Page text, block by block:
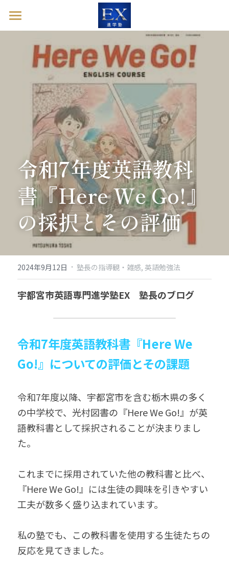
ホーム
英語診断ドック
進学塾EXとは
塾長ブログ
お問い合わせ
英語診断ドックを予約する
令和7年度英語教科
書『Here We Go!』
の採択とその評価
2024年9月12日 · 塾長の指導観・雑感, 英語勉強法
宇都宮市英語専門進学塾EX　塾長のブログ
令和7年度英語教科書『Here We
Go!』についての評価とその課題
令和7年度以降、宇都宮市を含む栃木県の多く
の中学校で、光村図書の『Here We Go!』が英
語教科書として採択されることが決まりまし
た。
これまでに採用されていた他の教科書と比べ、
『Here We Go!』には生徒の興味を引きやすい
工夫が数多く盛り込まれています。
私の塾でも、この教科書を使用する生徒たちの
反応を見てきました。